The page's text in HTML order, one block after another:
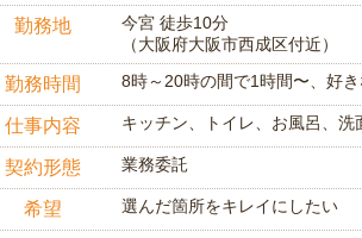
勤務地
今宮 徒歩10分
（大阪府大阪市西成区付近）
勤務時間 8時～20時の間で1時間〜、好
仕事内容 キッチン、トイレ、お風呂、
契約形態 業務委託
希望 選んだ箇所をキレイにしたい